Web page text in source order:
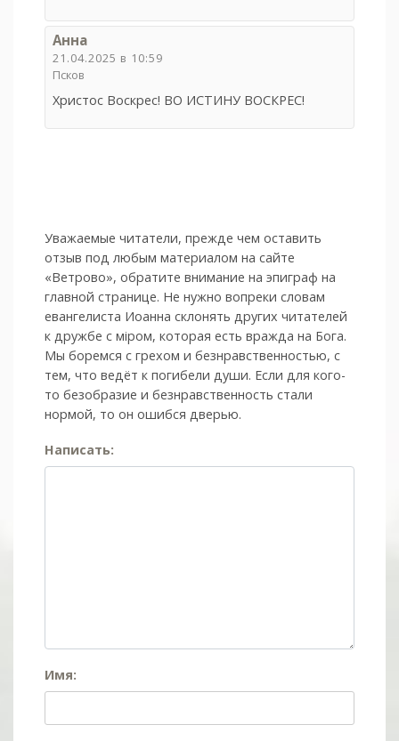
Анна
21.04.2025 в 10:59
Псков
Христос Воскрес! ВО ИСТИНУ ВОСКРЕС!
Уважаемые читатели, прежде чем оставить
отзыв под любым материалом на сайте
«Ветрово», обратите внимание на эпиграф на
главной странице. Не нужно вопреки словам
евангелиста Иоанна склонять других читателей
к дружбе с мiром, которая есть вражда на Бога.
Мы боремся с грехом и без­нрав­ствен­ностью, с
тем, что ведёт к погибели души. Если для кого-
то безобразие и безнравственность стали
нормой, то он ошибся дверью.
Написать:
Имя: